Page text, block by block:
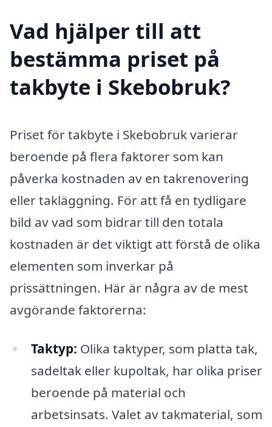
Vad hjälper till att
bestämma priset på
takbyte i Skebobruk?
Priset för takbyte i Skebobruk varierar
beroende på flera faktorer som kan
påverka kostnaden av en takrenovering
eller takläggning. För att få en tydligare
bild av vad som bidrar till den totala
kostnaden är det viktigt att förstå de olika
elementen som inverkar på
prissättningen. Här är några av de mest
avgörande faktorerna:
Taktyp: Olika taktyper, som platta tak,
sadeltak eller kupoltak, har olika priser
beroende på material och
arbetsinsats. Valet av takmaterial, som